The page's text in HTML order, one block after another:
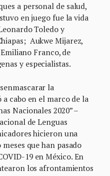
a personal de salud,
en juego fue la vida
Toledo y
Aukwe Mijarez,
Franco, de
y especialistas.
la
cabo en el marco de la
Nacionales 2020” –
de Lenguas
hicieron una
que han pasado
19 en México. En
los afrontamientos